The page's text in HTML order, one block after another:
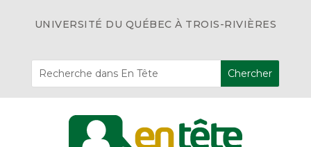
UNIVERSITÉ DU QUÉBEC À TROIS-RIVIÈRES